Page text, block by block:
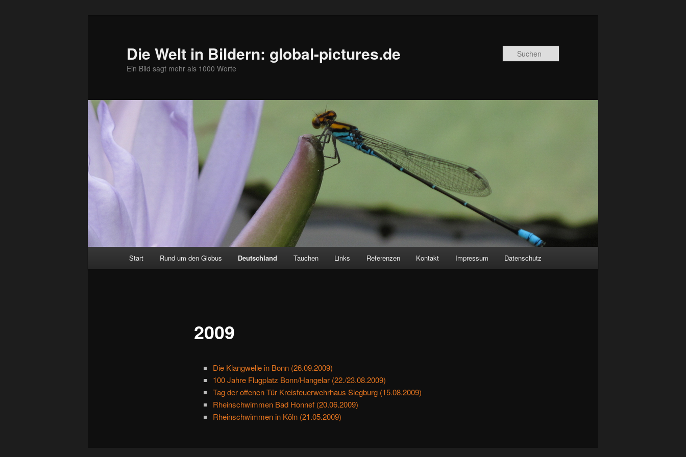
Die Welt in Bildern: global-pictures.de
Ein Bild sagt mehr als 1000 Worte
Start Rund um den Globus Deutschland Tauchen Links Referenzen Kontakt Impressum Datenschutz
2009
Die Klangwelle in Bonn (26.09.2009)
100 Jahre Flugplatz Bonn/Hangelar (22./23.08.2009)
Tag der offenen Tür Kreisfeuerwehrhaus Siegburg (15.08.2009)
Rheinschwimmen Bad Honnef (20.06.2009)
Rheinschwimmen in Köln (21.05.2009)